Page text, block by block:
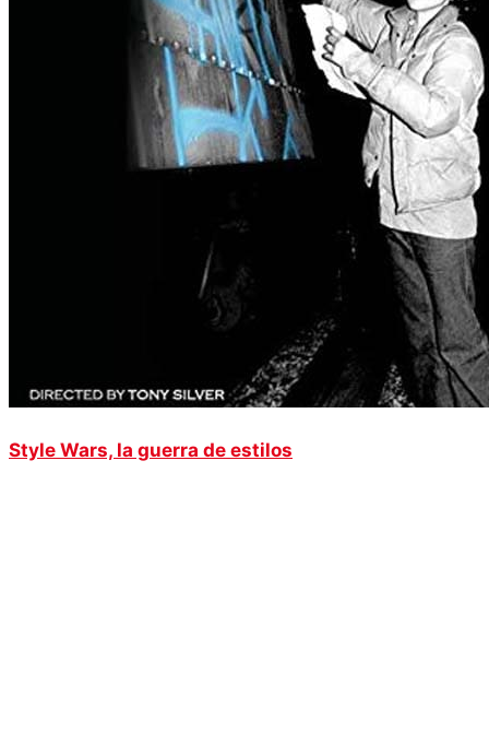
Style Wars, la guerra de estilos